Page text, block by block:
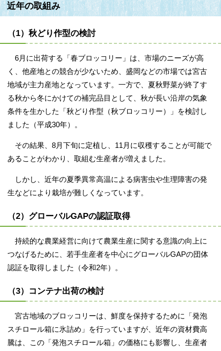
近年の取組み
（1）秋どり作型の検討
6月に出荷する「春ブロッコリー」は、市場のニーズが高
く、他産地との競合が少ないため、盛岡などの市場では宮古
地域が主力産地となっています。一方で、夏秋野菜が終了す
る秋から冬にかけての補完品目として、秋が長い沿岸の気象
条件を生かした「秋どり作型（秋ブロッコリー）」を検討し
ました（平成30年）。
その結果、8月下旬に定植し、11月に収穫することが可能で
あることがわかり、取組む生産者が増えました。
しかし、近年の夏季異常高温による病害虫や生理障害の発
生などにより栽培が難しくなっています。
（2）グローバルGAPの認証取得
持続的な農業経営に向けて農業生産に関する意識の向上に
つなげるために、若手生産者を中心にグローバルGAPの団体
認証を取得しました（令和2年）。
（3）コンテナ出荷の検討
宮古地域のブロッコリーは、鮮度を保持するために「発泡
スチロール箱に氷詰め」を行っていますが、近年の資材費高
騰は、この「発泡スチロール箱」の価格にも影響し、生産者